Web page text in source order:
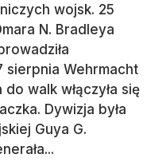
wojsk. 25
N. Bradleya
sierpnia Wehrmacht
walk włączyła się
Dywizja była
Guya G.